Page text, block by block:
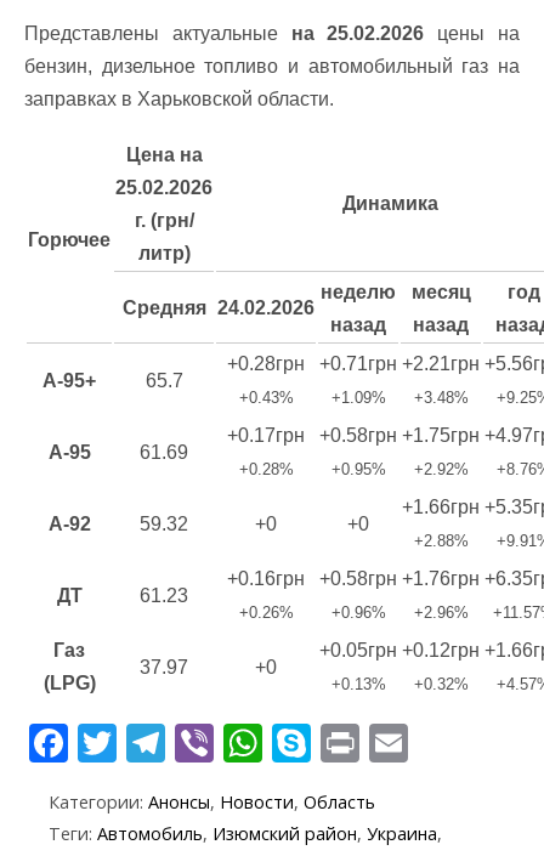
Представлены актуальные на 25.02.2026 цены на
бензин, дизельное топливо и автомобильный газ на
заправках в Харьковской области.
Горючее
Цена на
25.02.2026
г. (грн/
литр)
Динамика
Средняя 24.02.2026
неделю
назад
месяц
назад
год
A-95+ 65.7
+0.28грн
+0.43%
+0.71грн
+1.09%
+2.21грн
+3.48%
A-95 61.69
+0.17грн
+0.28%
+0.58грн
+0.95%
+1.75грн
+2.92%
A-92 59.32 +0 +0
+1.66грн
+2.88%
ДТ 61.23
+0.16грн
+0.26%
+0.58грн
+0.96%
+1.76грн
+2.96%
Газ
(LPG)
37.97 +0
+0.05грн
+0.13%
+0.12грн
+0.32%
F
e
T
itt
T
e
Vi
er
W
at
S
k
y
Pr
t ai
Категории: Анонсы, Новости, Область
Теги: Автомобиль, Изюмский район, Украина,